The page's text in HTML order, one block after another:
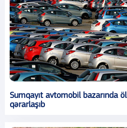
Sumqayıt avtomobil bazarında
qərarlaşıb